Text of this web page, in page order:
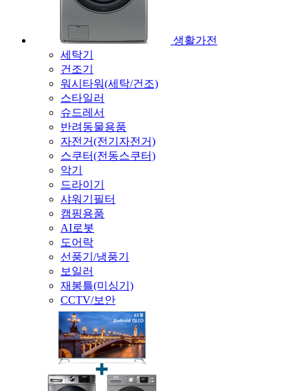
생활가전
세탁기
건조기
워시타워(세탁/건조)
스타일러
슈드레서
반려동물용품
자전거(전기자전거)
스쿠터(전동스쿠터)
악기
드라이기
샤워기필터
캠핑용품
AI로봇
도어락
선풍기/냉풍기
보일러
재봉틀(미싱기)
CCTV/보안